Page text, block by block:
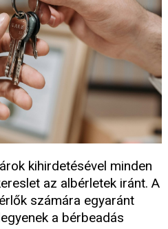
kihirdetésével minden
az albérletek iránt. A
számára egyaránt
a bérbeadás